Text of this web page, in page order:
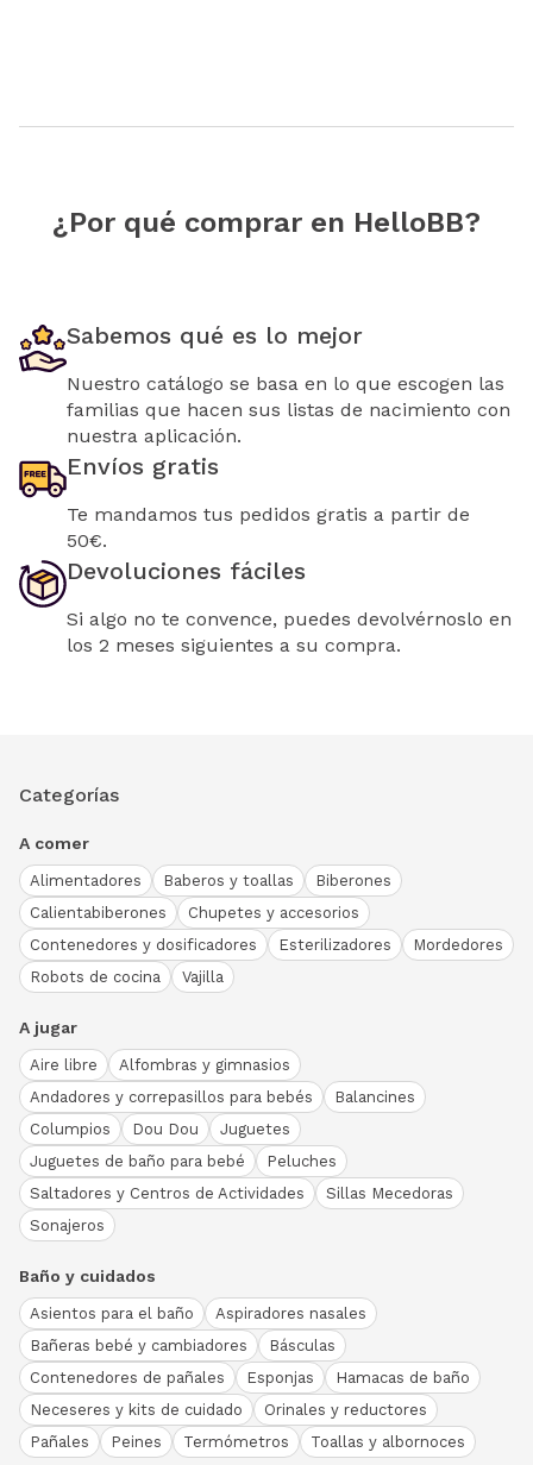
¿Por qué comprar en HelloBB?
Sabemos qué es lo mejor
Nuestro catálogo se basa en lo que escogen las
familias que hacen sus listas de nacimiento con
nuestra aplicación.
Envíos gratis
Te mandamos tus pedidos gratis a partir de
50€.
Devoluciones fáciles
Si algo no te convence, puedes devolvérnoslo en
los 2 meses siguientes a su compra.
Categorías
A comer
Alimentadores Baberos y toallas
Biberones
Calientabiberones
Chupetes y accesorios
Contenedores y dosificadores
Esterilizadores
Mordedores
Robots de cocina
Vajilla
A jugar
Aire libre
Alfombras y gimnasios
Andadores y correpasillos para bebés
Balancines
Columpios
Dou Dou
Juguetes
Juguetes de baño para bebé
Peluches
Saltadores y Centros de Actividades
Sillas Mecedoras
Sonajeros
Baño y cuidados
Asientos para el baño
Aspiradores nasales
Bañeras bebé y cambiadores
Básculas
Contenedores de pañales
Esponjas
Hamacas de baño
Neceseres y kits de cuidado
Orinales y reductores
Pañales
Peines Termómetros Toallas y albornoces